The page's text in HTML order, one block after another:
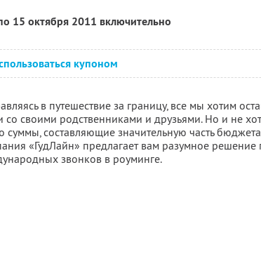
15 октября 2011 включительно
купоном
в путешествие за границу, все мы хотим
со своими родственниками и друзьями. Но и не
суммы, составляющие значительную часть
«ГудЛайн» предлагает вам разумное
звонков в роуминге.